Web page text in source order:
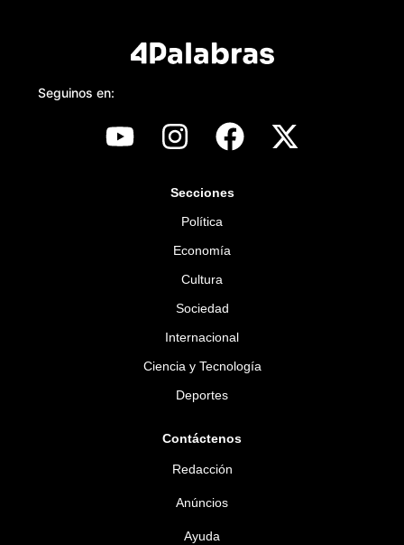
Seguinos en:
Secciones
Política
Economía
Cultura
Sociedad
Internacional
Ciencia y Tecnología
Deportes
Contáctenos
Redacción
Anúncios
Ayuda